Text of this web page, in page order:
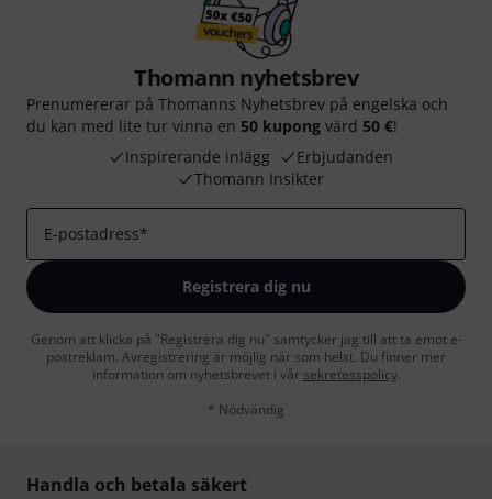
Thomann nyhetsbrev
Prenumererar på Thomanns Nyhetsbrev på engelska och
du kan med lite tur vinna en 50 kupong värd 50 €!
Inspirerande inlägg
Erbjudanden
Thomann Insikter
E-postadress*
Registrera dig nu
Genom att klicka på "Registrera dig nu" samtycker jag till att ta emot e-
postreklam. Avregistrering är möjlig när som helst. Du finner mer
information om nyhetsbrevet i vår sekretesspolicy.
* Nödvändig
Handla och betala säkert